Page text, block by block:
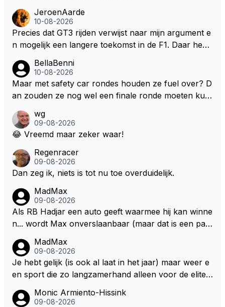
oeten maken wil hij zijn prive leven ook in stand wet
en te houden. Jij bekijkt het alleen van uit een fan zij
n standpunt en wat jij graag zou zien. Max heeft gezi
en en meegemaakt dat de passie van zijn vader voor
het racen het gezin heeft kapot gemaakt, zover zal
Max het niet laten komen.
JeroenAarde
10-08-2026
Precies dat GT3 rijden verwijst naar mijn argument e
n mogelijk een langere toekomst in de F1. Daar heeft
erademing was. Dit zou in de F1 bij elke race moeten
zijn. Stel de auto's worden zoals ik omschreef en M
ax kan helemaal los gaan met zijn talenten, dan zie i
en na het volgende kontrakt.
BellaBenni
10-08-2026
Maar met safety car rondes houden ze fuel over? D
an zouden ze nog wel een finale ronde moeten kun
wg
09-08-2026
😂 Vreemd maar zeker waar!
Regenracer
09-08-2026
Dan zeg ik, niets is tot nu toe overduidelijk.
MadMax
09-08-2026
Als RB Hadjar een auto geeft waarmee hij kan winne
n... wordt Max onverslaanbaar (maar dat is een par
MadMax
09-08-2026
Je hebt gelijk (is ook al laat in het jaar) maar weer e
en sport die zo langzamerhand alleen voor de elite t
Monic Armiento-Hissink
09-08-2026